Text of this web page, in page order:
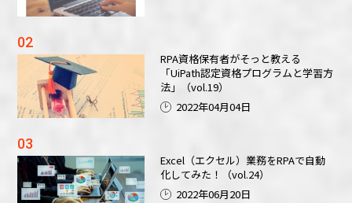
RPA資格保有者がそっと教える
「UiPath認定資格プログラムと学習方
法」（vol.19）
2022年04月04日
Excel（エクセル）業務をRPAで自動
化してみた！（vol.24）
2022年06月20日